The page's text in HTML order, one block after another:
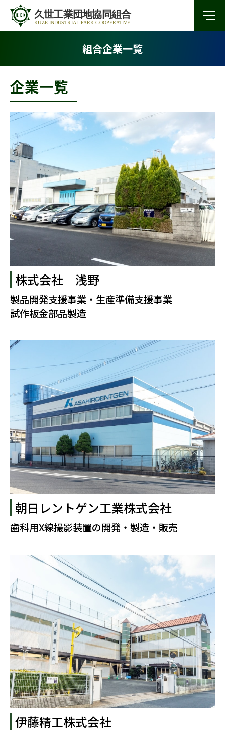
組合企業一覧
企業一覧
株式会社 浅野
製品開発支援事業・生産準備支援事業
試作板金部品製造
朝日レントゲン工業株式会社
歯科用X線撮影装置の開発・製造・販売
伊藤精工株式会社